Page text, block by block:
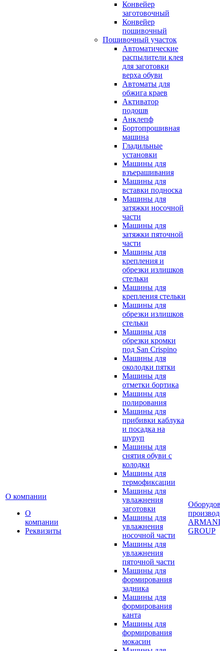
О компании
О
компании
Реквизиты
Конвейер
заготовочный
Конвейер
пошивочный
Пошивочный участок
Автоматические
распылители клея
для заготовки
верха обуви
Автоматы для
обжига краев
Активатор
подошв
Анклепф
Бортопрошивная
машина
Гладильные
установки
Машины для
взъерашивания
Машины для
вставки подноска
Машины для
затяжки носочной
части
Машины для
затяжки пяточной
части
Машины для
крепления и
обрезки излишков
стельки
Машины для
крепления стельки
Машины для
обрезки излишков
стельки
Машины для
обрезки кромки
под San Crispino
Машины для
околодки пятки
Машины для
отметки бортика
Машины для
полирования
Машины для
прибивки каблука
и посадка на
шуруп
Машины для
снятия обуви с
колодки
Машины для
термофиксации
Машины для
увлажнения
заготовки
Машины для
увлажнения
носочной части
Машины для
увлажнения
пяточной части
Машины для
формирования
задника
Машины для
формирования
канта
Машины для
формирования
мокасин
GROUP